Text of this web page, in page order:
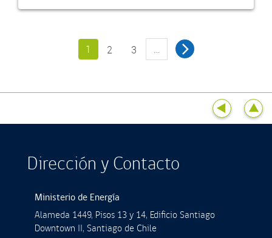
1 2 3 …
Dirección y Contacto
Ministerio de Energía
Alameda 1449, Pisos 13 y 14, Ediﬁcio Santiago
Downtown II, Santiago de Chile